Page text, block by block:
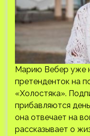
Марию Вебер уже
претенденток на
«Холостяка».
прибавляются
она отвечает на
рассказывает о